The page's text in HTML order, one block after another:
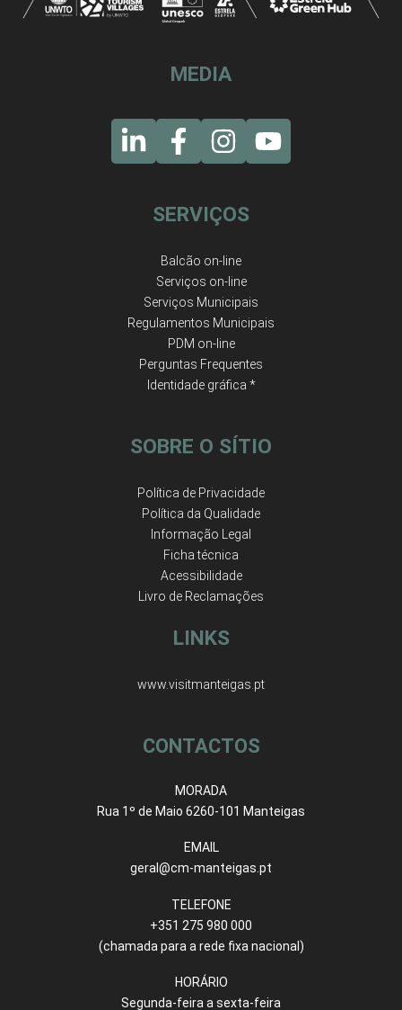
MEDIA
SERVIÇOS
Balcão on-line
Serviços on-line
Serviços Municipais
Regulamentos Municipais
PDM on-line
Perguntas Frequentes
Identidade gráfica *
SOBRE O SÍTIO
Política de Privacidade
Política da Qualidade
Informação Legal
Ficha técnica
Acessibilidade
Livro de Reclamações
LINKS
www.visitmanteigas.pt
CONTACTOS
MORADA
Rua 1º de Maio 6260-101 Manteigas
EMAIL
geral@cm-manteigas.pt
TELEFONE
+351 275 980 000
(chamada para a rede fixa nacional)
HORÁRIO
Segunda-feira a sexta-feira